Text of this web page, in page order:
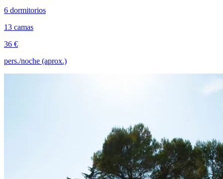
6 dormitorios
13 camas
36 €
pers./noche (aprox.)